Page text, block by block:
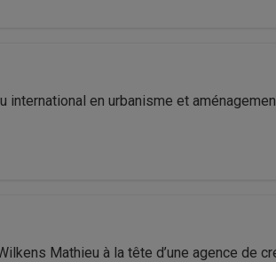
international en urbanisme et
Mathieu à la tête d’une agence de